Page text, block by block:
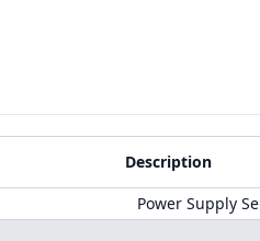
Description
Power Supply